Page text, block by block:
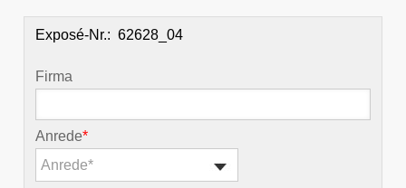
Exposé-Nr.:
Firma
Anrede*
Anrede*